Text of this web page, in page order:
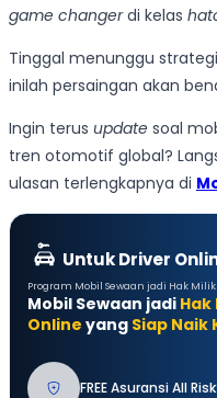
game changerdi kelas
Tinggal menunggu
inilah persaingan akan
Ingin terus update soal
tren otomotif global?
ulasan terlengkapnya di
Untuk Driver
Program Mobil Sewaan jadi Hak
Mobil Sewaan jadi
Online yang Siap Naik
FREE Asuransi All